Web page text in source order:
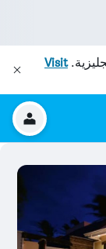
Visit